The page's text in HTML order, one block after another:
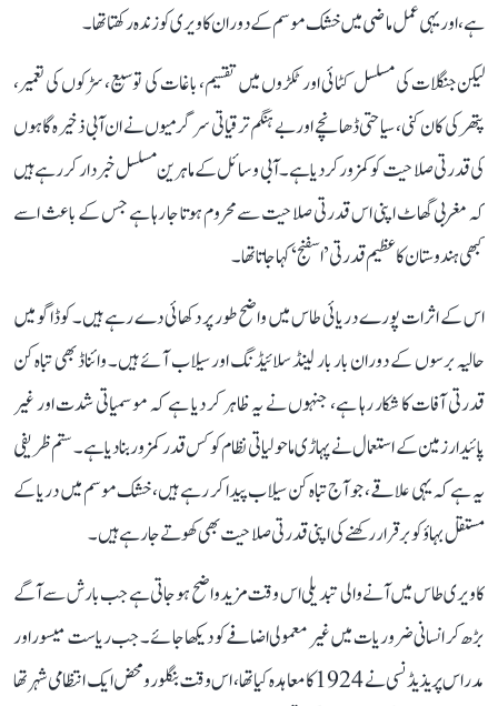
ہے، اور یہی عمل ماضی میں خشک موسم کے دوران کاویری کو زندہ رکھتا تھا۔
لیکن جنگلات کی مسلسل کٹائی اور ٹکڑوں میں تقسیم، باغات کی توسیع، سڑکوں کی تعمیر،
پتھر کی کان کنی، سیاحتی ڈھانچے اور بے ہنگم ترقیاتی سرگرمیوں نے ان آبی ذخیرہ گاہوں
کی قدرتی صلاحیت کو کمزور کر دیا ہے۔ آبی وسائل کے ماہرین مسلسل خبردار کر رہے ہیں
کہ مغربی گھاٹ اپنی اس قدرتی صلاحیت سے محروم ہوتا جا رہا ہے جس کے باعث اسے
کبھی ہندوستان کا عظیم قدرتی ’اسفنج‘ کہا جاتا تھا۔
اس کے اثرات پورے دریائی طاس میں واضح طور پر دکھائی دے رہے ہیں۔ کوڈاگو میں
حالیہ برسوں کے دوران بار بار لینڈ سلائیڈنگ اور سیلاب آئے ہیں۔ وائناڈ بھی تباہ کن
قدرتی آفات کا شکار رہا ہے، جنہوں نے یہ ظاہر کر دیا ہے کہ موسمیاتی شدت اور غیر
پائیدار زمین کے استعمال نے پہاڑی ماحولیاتی نظام کو کس قدر کمزور بنا دیا ہے۔ ستم ظریفی
یہ ہے کہ یہی علاقے، جو آج تباہ کن سیلاب پیدا کر رہے ہیں، خشک موسم میں دریا کے
مستقل بہاؤ کو برقرار رکھنے کی اپنی قدرتی صلاحیت بھی کھوتے جا رہے ہیں۔
کاویری طاس میں آنے والی تبدیلی اس وقت مزید واضح ہو جاتی ہے جب بارش سے آگے
بڑھ کر انسانی ضروریات میں غیر معمولی اضافے کو دیکھا جائے۔ جب ریاست میسور اور
مدراس پریذیڈنسی نے 1924 کا معاہدہ کیا تھا، اس وقت بنگلورو محض ایک انتظامی شہر تھا